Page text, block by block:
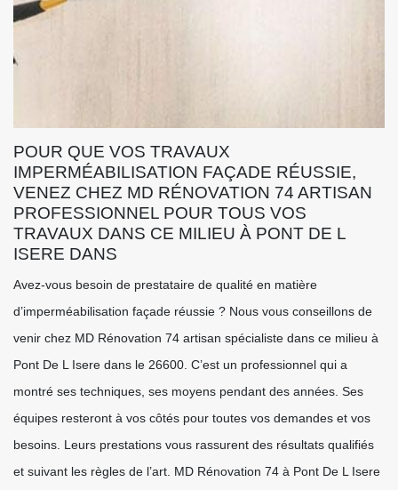
POUR QUE VOS TRAVAUX
IMPERMÉABILISATION FAÇADE RÉUSSIE,
VENEZ CHEZ MD RÉNOVATION 74 ARTISAN
PROFESSIONNEL POUR TOUS VOS
TRAVAUX DANS CE MILIEU À PONT DE L
ISERE DANS
Avez-vous besoin de prestataire de qualité en matière
d’imperméabilisation façade réussie ? Nous vous conseillons de
venir chez MD Rénovation 74 artisan spécialiste dans ce milieu à
Pont De L Isere dans le 26600. C’est un professionnel qui a
montré ses techniques, ses moyens pendant des années. Ses
équipes resteront à vos côtés pour toutes vos demandes et vos
besoins. Leurs prestations vous rassurent des résultats qualifiés
et suivant les règles de l’art. MD Rénovation 74 à Pont De L Isere